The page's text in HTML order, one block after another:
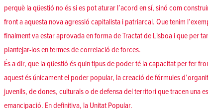
perquè la qüestió no és si es pot aturar l’acord en sí, sinó com
front a aquesta nova agressió capitalista i patriarcal. Que tenim
finalment va estar aprovada en forma de Tractat de Lisboa i que per
plantejar-los en termes de correlació de forces.
És a dir, que la qüestió és quin tipus de poder té la capacitat per fer
aquest és únicament el poder popular, la creació de fórmules
juvenils, de dones, culturals o de defensa del territori que tracen una
emancipació. En definitiva, la Unitat Popular.